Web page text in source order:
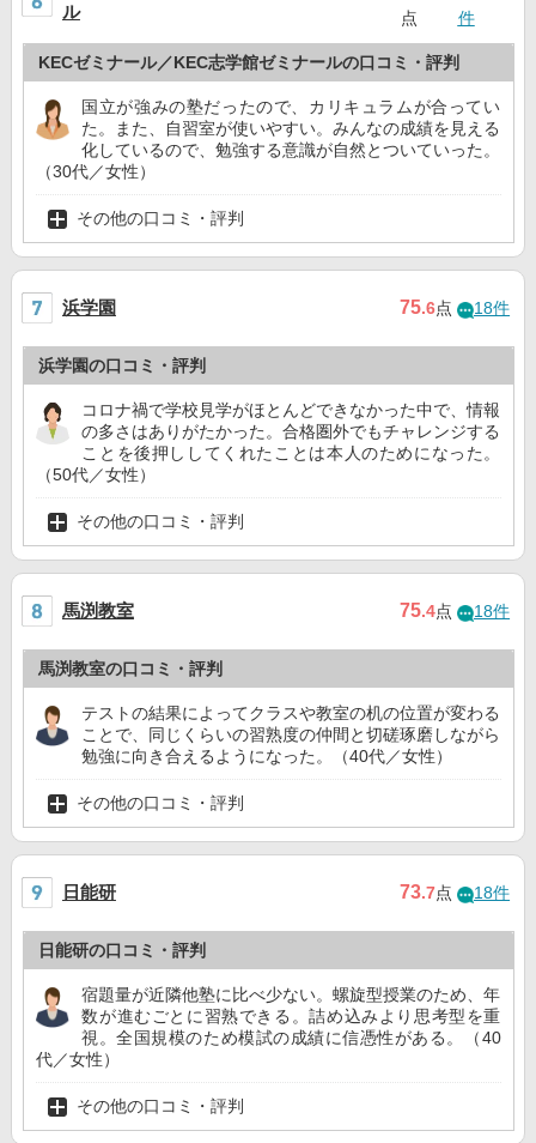
ル
点
件
KECゼミナール／KEC志学館ゼミナールの口コミ・評判
国立が強みの塾だったので、カリキュラムが合ってい
た。また、自習室が使いやすい。みんなの成績を見える
化しているので、勉強する意識が自然とついていった。
（30代／女性）
その他の口コミ・評判
浜学園 75.6点 18件
浜学園の口コミ・評判
コロナ禍で学校見学がほとんどできなかった中で、情報
の多さはありがたかった。合格圏外でもチャレンジする
ことを後押ししてくれたことは本人のためになった。
（50代／女性）
その他の口コミ・評判
馬渕教室 75.4点 18件
馬渕教室の口コミ・評判
テストの結果によってクラスや教室の机の位置が変わる
ことで、同じくらいの習熟度の仲間と切磋琢磨しながら
勉強に向き合えるようになった。（40代／女性）
その他の口コミ・評判
日能研 73.7点 18件
日能研の口コミ・評判
宿題量が近隣他塾に比べ少ない。螺旋型授業のため、年
数が進むごとに習熟できる。詰め込みより思考型を重
視。全国規模のため模試の成績に信憑性がある。（40
代／女性）
その他の口コミ・評判